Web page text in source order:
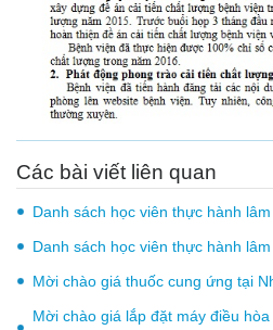
Các bài viết liên quan
Danh sách học viên thực hành
Danh sách học viên thực hành
Mời chào giá thuốc cung ứng tại
Mời chào giá lắp đặt máy điều